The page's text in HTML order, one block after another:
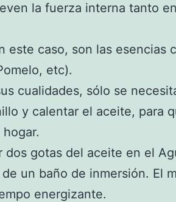
la fuerza interna tanto
este caso, son las esencias
etc).
cualidades, sólo se
y calentar el aceite, para
dos gotas del aceite en el
un baño de inmersión. El
energizante.